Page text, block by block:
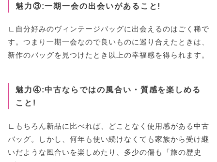
魅力③:一期一会の出会いがあること!
∟自分好みのヴィンテージバッグに出会えるのはごく稀で
す。つまり一期一会なので良いものに巡り合えたときは、
新作のバッグを見つけたとき以上の幸福感を得られます。
魅力④:中古ならではの風合い・質感を楽しめる
こと!
∟もちろん新品に比べれば、どことなく使用感がある中古
バッグ。しかし、何年も使い続けなくても家族から受け継
いだような風合いを楽しめたり、多少の傷も「旅の歴史